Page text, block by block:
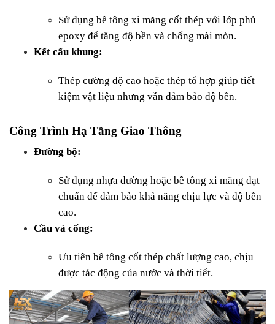
Sử dụng bê tông xi măng cốt thép với lớp phủ
epoxy để tăng độ bền và chống mài mòn.
Kết cấu khung:
Thép cường độ cao hoặc thép tổ hợp giúp tiết
kiệm vật liệu nhưng vẫn đảm bảo độ bền.
Công Trình Hạ Tầng Giao Thông
Đường bộ:
Sử dụng nhựa đường hoặc bê tông xi măng đạt
chuẩn để đảm bảo khả năng chịu lực và độ bền
cao.
Cầu và cống:
Ưu tiên bê tông cốt thép chất lượng cao, chịu
được tác động của nước và thời tiết.